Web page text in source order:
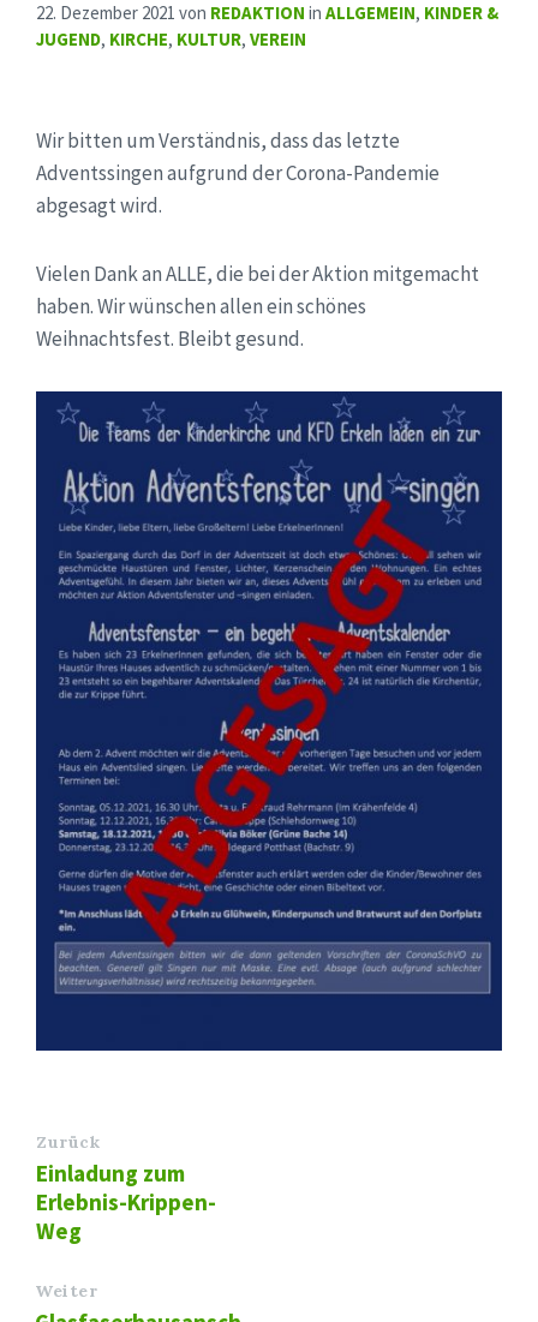
22. Dezember 2021 von REDAKTION in ALLGEMEIN, KINDER &
JUGEND, KIRCHE, KULTUR, VEREIN
Wir bitten um Verständnis, dass das letzte
Adventssingen aufgrund der Corona-Pandemie
abgesagt wird.
Vielen Dank an ALLE, die bei der Aktion mitgemacht
haben. Wir wünschen allen ein schönes
Weihnachtsfest. Bleibt gesund.
Zurück
Einladung zum
Erlebnis-Krippen-
Weg
Weiter